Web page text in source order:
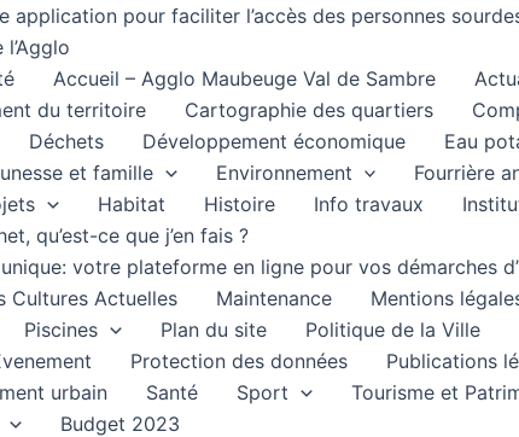
application pour faciliter l’accès des personnes
Accueil – Agglo Maubeuge Val de Sambre
du territoire
Cartographie des quartiers
Déchets Développement économique Eau
et famille
Environnement
Fourrière
Habitat Histoire Info travaux
qu’est-ce que j’en fais ?
votre plateforme en ligne pour vos démarches
Cultures Actuelles
Maintenance Mentions
Piscines Plan du site Politique de la Ville
Protection des données
Publications
urbain
Santé Sport Tourisme et
Budget 2023